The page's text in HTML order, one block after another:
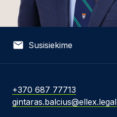
Susisiekime
+370 687 77713
gintaras.balcius@ellex.legal